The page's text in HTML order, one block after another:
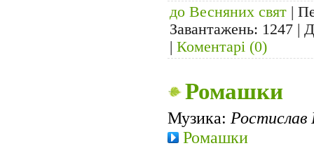
до Весняних свят |
Завантажень: 1247 |
| Коментарі (0)
Ромашки
Музика: Ростислав
Ромашки